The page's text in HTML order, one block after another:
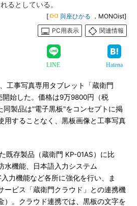
るとしている。
[ 與座ひかる ，MONOist]
PC用表示
関連情報
LINE Hatena
工事写真専用タブレット「蔵衛門
始した。価格は9万9800円（税
同製品は"電子黒板"をコンセプトに掲
用することなく、黒板画像と工事写真
既存製品（蔵衛門 KP-01AS）に比
水機能、日本語入力システム
入力機能など各所に強化を行い、ま
ービス「蔵衛門クラウド」との連携機
）。クラウド連携では、黒板の文字を